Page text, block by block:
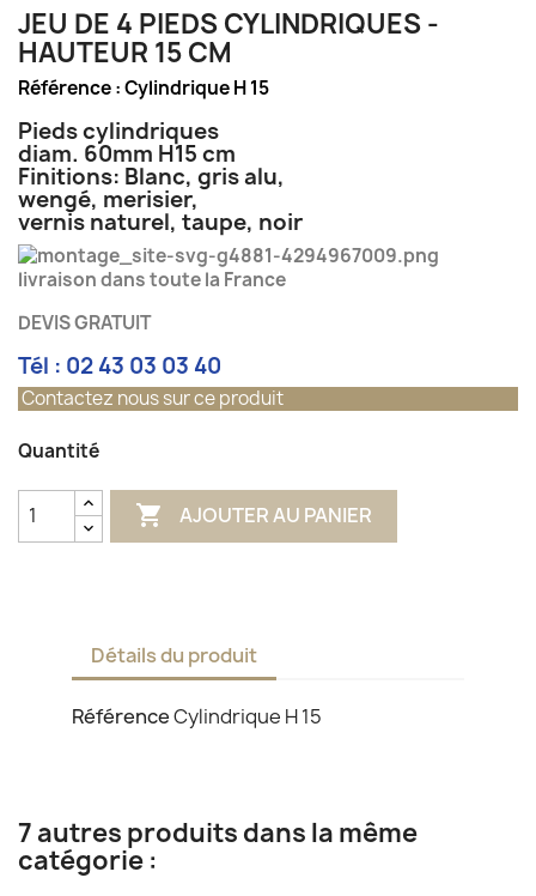
JEU DE 4 PIEDS CYLINDRIQUES -
HAUTEUR 15 CM
Référence :Cylindrique H 15
Pieds cylindriques
diam. 60mm H15 cm
Finitions: Blanc, gris alu,
wengé, merisier,
vernis naturel, taupe, noir
livraison dans toute la France
DEVIS GRATUIT
Tél : 02 43 03 03 40
Contactez nous sur ce produit
Quantité
 AJOUTER AU PANIER
Détails du produit
RéférenceCylindrique H 15
7 autres produits dans la même
catégorie :